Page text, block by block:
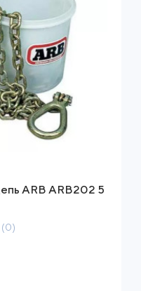
ARB ARB202 5
(0)